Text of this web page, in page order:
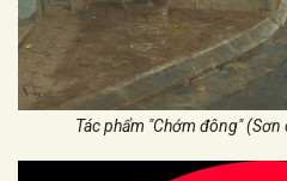
Tác phẩm "Chớm đông" (Sơn